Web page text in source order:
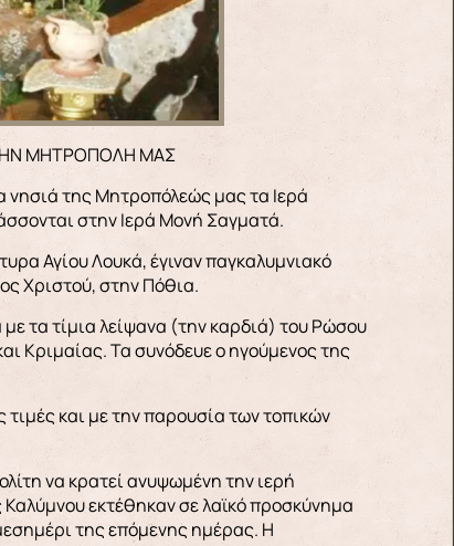
ΜΗΤΡΟΠΟΛΗ ΜΑΣ
νησιά της Μητροπόλεώς μας τα Ιερά
στην Ιερά Μονή Σαγματά.
Αγίου Λουκά, έγιναν παγκαλυμνιακό
Χριστού, στην Πόθια.
τα τίμια λείψανα (την καρδιά) του Ρώσου
Κριμαίας. Τα συνόδευε ο ηγούμενος της
και με την παρουσία των τοπικών
να κρατεί ανυψωμένη την ιερή
εκτέθηκαν σε λαϊκό προσκύνημα
της επόμενης ημέρας. Η